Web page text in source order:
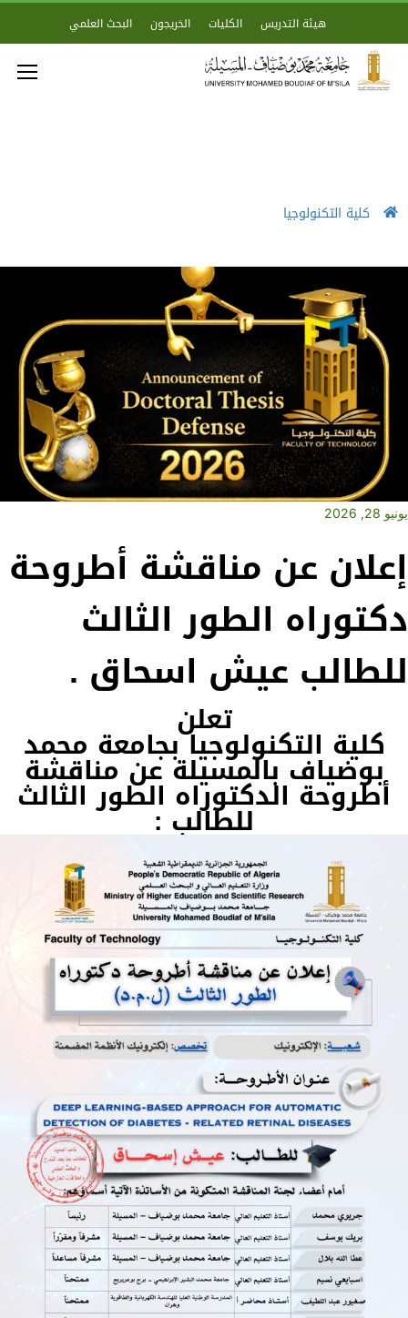
هيئة التدريس الكليات الخريجون البحث العلمي
كلية التكنولوجيا
يونيو 28, 2026
إعلان عن مناقشة أطروحة
دكتوراه الطور الثالث
للطالب عيش اسحاق .
تعلن
كلية التكنولوجيابجامعة محمد
بوضياف بالمسيلة عن مناقشة
أطروحة الدكتوراه الطور الثالث
للطالب :